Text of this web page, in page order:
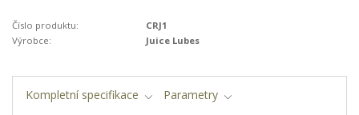
Číslo produktu:
CRJ1
Výrobce:
Juice Lubes
Kompletní specifikace
Parametry